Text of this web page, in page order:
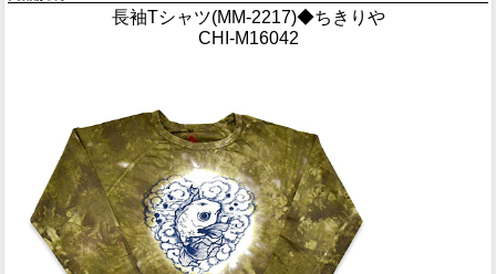
長袖Tシャツ(MM-2217)◆ちきりや
CHI-M16042